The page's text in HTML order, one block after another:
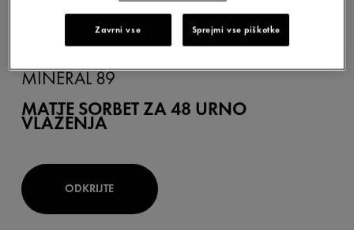
MINÉRAL 89
MATTE SORBET ZA 48 URNO
VLAŽENJA
ODKRIJTE
Zavrni vse Sprejmi vse piškotke